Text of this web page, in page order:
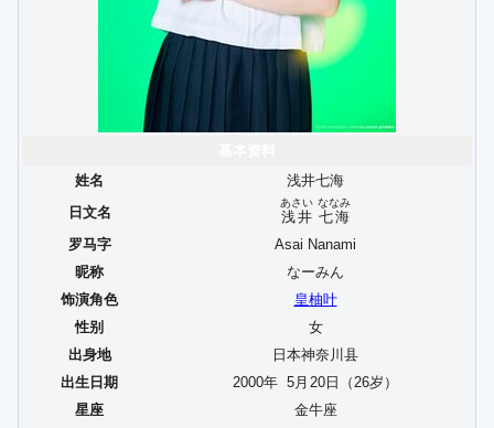
姓名
浅井七海
日文名
浅井
あさい
七海
ななみ
罗马字
Asai Nanami
昵称
なーみん
饰演角色
皇柚叶
性别
女
出身地
日本神奈川县
出生日期
2000年 5月 20日（26岁）
星座
金牛座